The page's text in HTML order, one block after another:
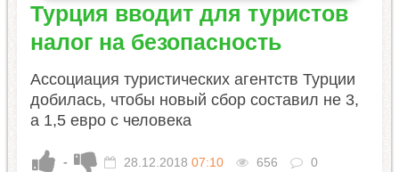
Турция вводит для туристов
налог на безопасность
Ассоциация туристических агентств Турции
добилась, чтобы новый сбор составил не 3,
а 1,5 евро с человека
- 28.12.2018 07:10 656 0